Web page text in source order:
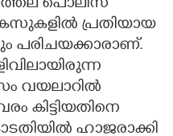
പൊലീസ്
പ്രതിയായ
പരിചയക്കാരാണ്.
വയലാറിൽ
കിട്ടിയതിനെ
ഹാജരാക്കി